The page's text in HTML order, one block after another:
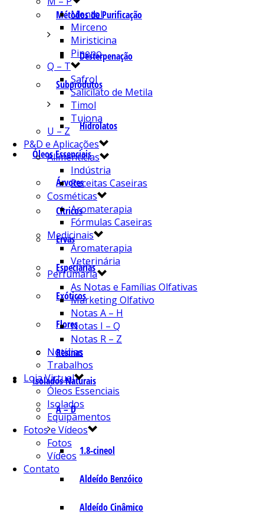
Métodos de Purificação
Desterpenação
Subprodutos
Hidrolatos
Óleos Essenciais
Árvores
Cítricos
Ervas
Especiarias
Exóticos
Flores
Resinas
Isolados Naturais
A – D
1.8-cineol
Aldeído Benzóico
Aldeído Cinâmico
Mentol
Mirceno
Miristicina
Pineno
Q – T
Safrol
Salicilato de Metila
Timol
Tujona
U – Z
P&D e Aplicações
Alimentícias
Indústria
Receitas Caseiras
Cosméticas
Aromaterapia
Fórmulas Caseiras
Medicinais
Aromaterapia
Veterinária
Perfumaria
As Notas e Famílias Olfativas
Marketing Olfativo
Notas A – H
Notas I – Q
Notas R – Z
Notícias
Trabalhos
Loja Virtual
Óleos Essenciais
Isolados
Equipamentos
Fotos e Vídeos
Fotos
Vídeos
Contato